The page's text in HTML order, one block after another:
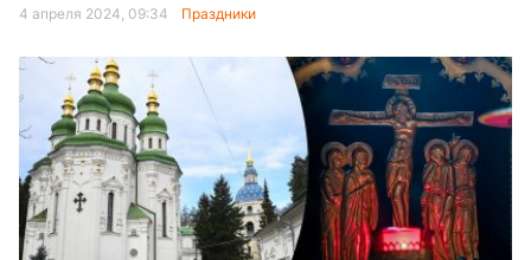
4 апреля 2024, 09:34 Праздники